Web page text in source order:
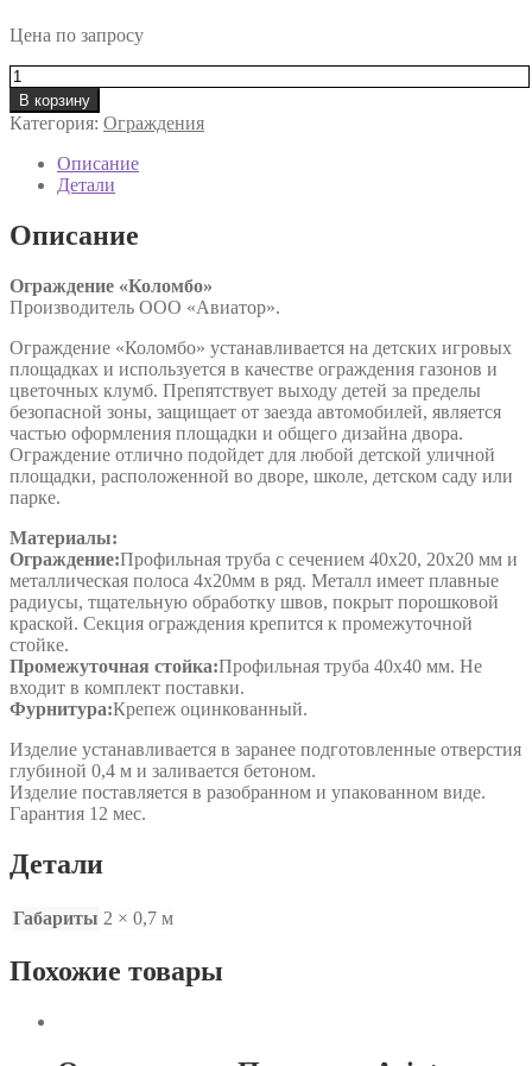
Цена по запросу
Количество
товара
Ограждение
«Коломбо»
Aviator
182.03
В корзину
Категория: Ограждения
Описание
Детали
Описание
Ограждение «Коломбо»
Производитель ООО «Авиатор».
Ограждение «Коломбо» устанавливается на детских игровых
площадках и используется в качестве ограждения газонов и
цветочных клумб. Препятствует выходу детей за пределы
безопасной зоны, защищает от заезда автомобилей, является
частью оформления площадки и общего дизайна двора.
Ограждение отлично подойдет для любой детской уличной
площадки, расположенной во дворе, школе, детском саду или
парке.
Материалы:
Ограждение:Профильная труба с сечением 40х20, 20х20 мм и
металлическая полоса 4х20мм в ряд. Металл имеет плавные
радиусы, тщательную обработку швов, покрыт порошковой
краской. Секция ограждения крепится к промежуточной
стойке.
Промежуточная стойка:Профильная труба 40х40 мм. Не
входит в комплект поставки.
Фурнитура:Крепеж оцинкованный.
Изделие устанавливается в заранее подготовленные отверстия
глубиной 0,4 м и заливается бетоном.
Изделие поставляется в разобранном и упакованном виде.
Гарантия 12 мес.
Детали
Габариты 2 × 0,7 м
Похожие товары